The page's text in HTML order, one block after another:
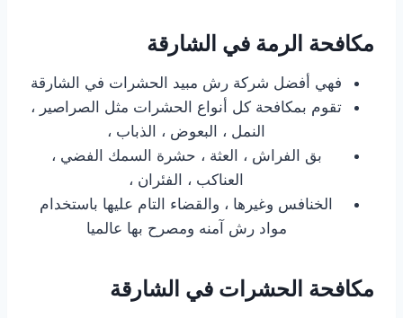
مكافحة الرمة في الشارقة
فهي أفضل شركة رش مبيد الحشرات في الشارقة
تقوم بمكافحة كل أنواع الحشرات مثل الصراصير ،
النمل ، البعوض ، الذباب ،
بق الفراش ، العثة ، حشرة السمك الفضي ،
العناكب ، الفئران ،
الخنافس وغيرها ، والقضاء التام عليها باستخدام
مواد رش آمنه ومصرح بها عالميا
مكافحة الحشرات في الشارقة